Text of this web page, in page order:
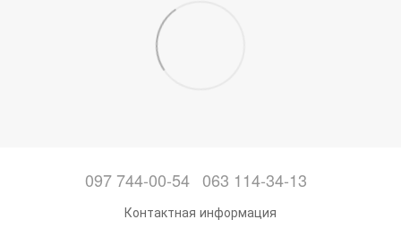
097 744-00-54 063 114-34-13
Контактная информация